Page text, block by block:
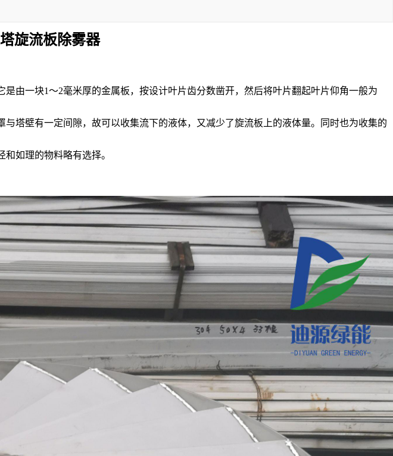
旋流板除雾器
是由一块1～2毫米厚的金属板，按设计叶片齿分数凿开，然后将叶片翻起叶片仰角一般为
塔壁有一定间隙，故可以收集流下的液体，又减少了旋流板上的液体量。同时也为收集的
如理的物料略有选择。